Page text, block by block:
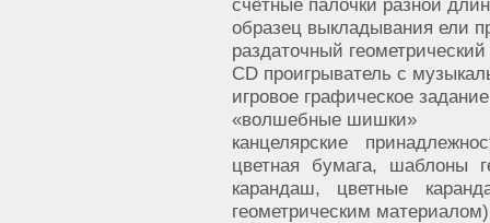
счётные палочки разной
образец выкладывания ели
раздаточный
CD проигрыватель с
игровое графическое
«волшебные шишки»
канцелярские
цветная бумага, шаблоны
карандаш, цветные
геометрическим